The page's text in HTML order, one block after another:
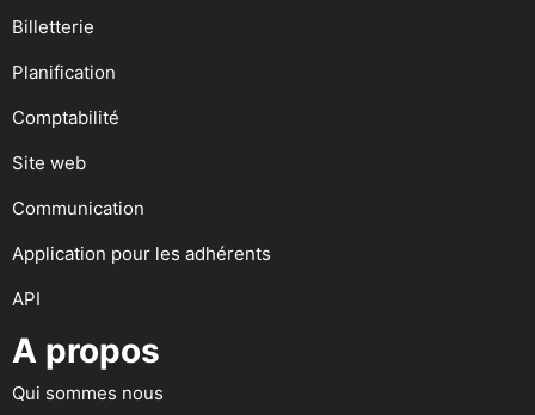
Billetterie
Planification
Comptabilité
Site web
Communication
Application pour les adhérents
API
A propos
Qui sommes nous